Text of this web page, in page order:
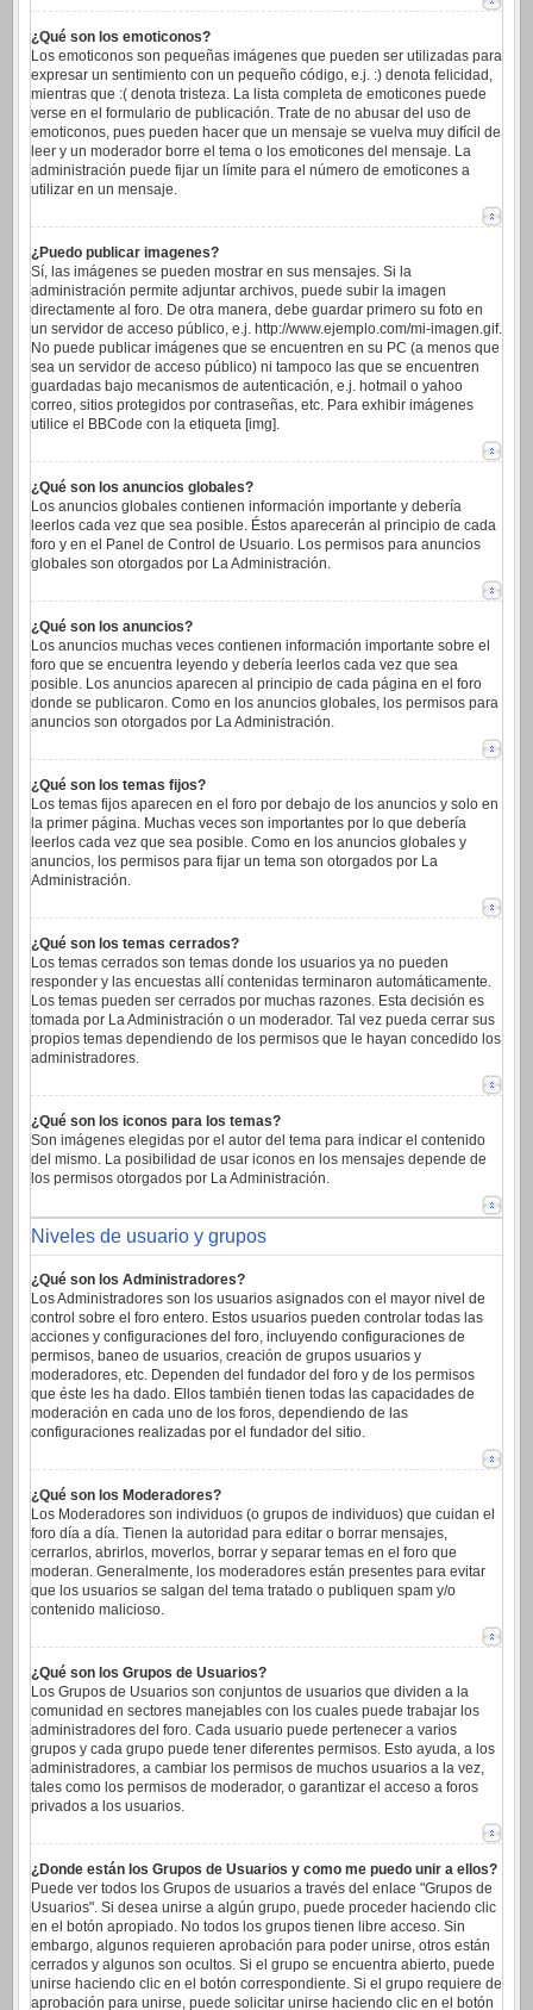
¿Qué son los emoticonos?
Los emoticonos son pequeñas imágenes que pueden ser utilizadas para
expresar un sentimiento con un pequeño código, e.j. :) denota felicidad,
mientras que :( denota tristeza. La lista completa de emoticones puede
verse en el formulario de publicación. Trate de no abusar del uso de
emoticonos, pues pueden hacer que un mensaje se vuelva muy difícil de
leer y un moderador borre el tema o los emoticones del mensaje. La
administración puede fijar un límite para el número de emoticones a
utilizar en un mensaje.
¿Puedo publicar imagenes?
Sí, las imágenes se pueden mostrar en sus mensajes. Si la
administración permite adjuntar archivos, puede subir la imagen
directamente al foro. De otra manera, debe guardar primero su foto en
un servidor de acceso público, e.j. http://www.ejemplo.com/mi-imagen.gif.
No puede publicar imágenes que se encuentren en su PC (a menos que
sea un servidor de acceso público) ni tampoco las que se encuentren
guardadas bajo mecanismos de autenticación, e.j. hotmail o yahoo
correo, sitios protegidos por contraseñas, etc. Para exhibir imágenes
utilice el BBCode con la etiqueta [img].
¿Qué son los anuncios globales?
Los anuncios globales contienen información importante y debería
leerlos cada vez que sea posible. Éstos aparecerán al principio de cada
foro y en el Panel de Control de Usuario. Los permisos para anuncios
globales son otorgados por La Administración.
¿Qué son los anuncios?
Los anuncios muchas veces contienen información importante sobre el
foro que se encuentra leyendo y debería leerlos cada vez que sea
posible. Los anuncios aparecen al principio de cada página en el foro
donde se publicaron. Como en los anuncios globales, los permisos para
anuncios son otorgados por La Administración.
¿Qué son los temas fijos?
Los temas fijos aparecen en el foro por debajo de los anuncios y solo en
la primer página. Muchas veces son importantes por lo que debería
leerlos cada vez que sea posible. Como en los anuncios globales y
anuncios, los permisos para fijar un tema son otorgados por La
Administración.
¿Qué son los temas cerrados?
Los temas cerrados son temas donde los usuarios ya no pueden
responder y las encuestas allí contenidas terminaron automáticamente.
Los temas pueden ser cerrados por muchas razones. Esta decisión es
tomada por La Administración o un moderador. Tal vez pueda cerrar sus
propios temas dependiendo de los permisos que le hayan concedido los
administradores.
¿Qué son los iconos para los temas?
Son imágenes elegidas por el autor del tema para indicar el contenido
del mismo. La posibilidad de usar iconos en los mensajes depende de
los permisos otorgados por La Administración.
Niveles de usuario y grupos
¿Qué son los Administradores?
Los Administradores son los usuarios asignados con el mayor nivel de
control sobre el foro entero. Estos usuarios pueden controlar todas las
acciones y configuraciones del foro, incluyendo configuraciones de
permisos, baneo de usuarios, creación de grupos usuarios y
moderadores, etc. Dependen del fundador del foro y de los permisos
que éste les ha dado. Ellos también tienen todas las capacidades de
moderación en cada uno de los foros, dependiendo de las
configuraciones realizadas por el fundador del sitio.
¿Qué son los Moderadores?
Los Moderadores son individuos (o grupos de individuos) que cuidan el
foro día a día. Tienen la autoridad para editar o borrar mensajes,
cerrarlos, abrirlos, moverlos, borrar y separar temas en el foro que
moderan. Generalmente, los moderadores están presentes para evitar
que los usuarios se salgan del tema tratado o publiquen spam y/o
contenido malicioso.
¿Qué son los Grupos de Usuarios?
Los Grupos de Usuarios son conjuntos de usuarios que dividen a la
comunidad en sectores manejables con los cuales puede trabajar los
administradores del foro. Cada usuario puede pertenecer a varios
grupos y cada grupo puede tener diferentes permisos. Esto ayuda, a los
administradores, a cambiar los permisos de muchos usuarios a la vez,
tales como los permisos de moderador, o garantizar el acceso a foros
privados a los usuarios.
¿Donde están los Grupos de Usuarios y como me puedo unir a ellos?
Puede ver todos los Grupos de usuarios a través del enlace "Grupos de
Usuarios". Si desea unirse a algún grupo, puede proceder haciendo clic
en el botón apropiado. No todos los grupos tienen libre acceso. Sin
embargo, algunos requieren aprobación para poder unirse, otros están
cerrados y algunos son ocultos. Si el grupo se encuentra abierto, puede
unirse haciendo clic en el botón correspondiente. Si el grupo requiere de
aprobación para unirse, puede solicitar unirse haciendo clic en el botón